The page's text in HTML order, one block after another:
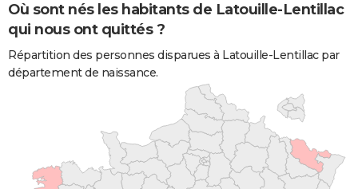
Où sont nés les habitants de Latouille-Lentillac
qui nous ont quittés ?
Répartition des personnes disparues à Latouille-Lentillac par
département de naissance.